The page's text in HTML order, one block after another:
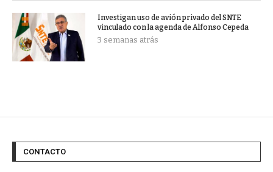
Investigan uso de avión privado del SNTE
vinculado con la agenda de Alfonso Cepeda
3 semanas atrás
CONTACTO